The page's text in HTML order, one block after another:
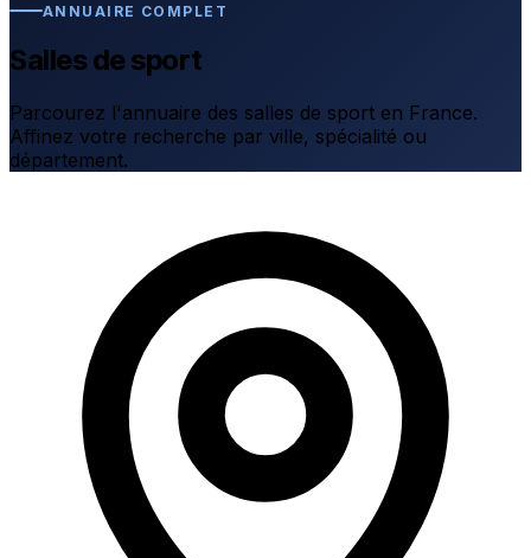
ANNUAIRE COMPLET
Salles de sport
Parcourez l'annuaire des salles de sport en France.
Affinez votre recherche par ville, spécialité ou
département.